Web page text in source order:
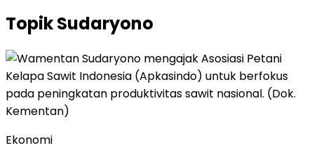
TopikSudaryono
Ekonomi